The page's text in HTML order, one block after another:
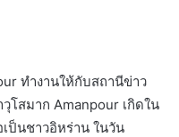
ทำงานให้กับสถานีข่าว
โสมาก Amanpour เกิดใน
ป็นชาวอิหร่าน ในวัน